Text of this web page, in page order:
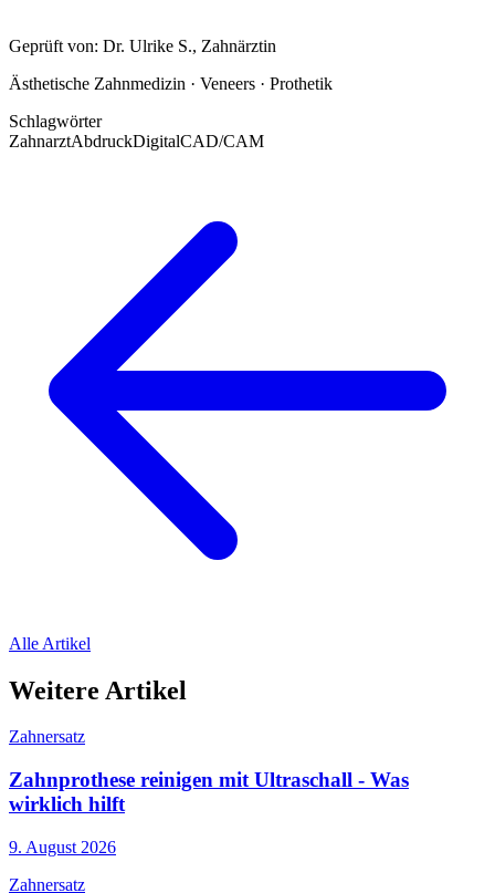
Geprüft von: Dr. Ulrike S., Zahnärztin
Ästhetische Zahnmedizin · Veneers · Prothetik
Schlagwörter
ZahnarztAbdruckDigitalCAD/CAM
Alle Artikel
Weitere Artikel
Zahnersatz
Zahnprothese reinigen mit Ultraschall - Was
wirklich hilft
9. August 2026
Zahnersatz